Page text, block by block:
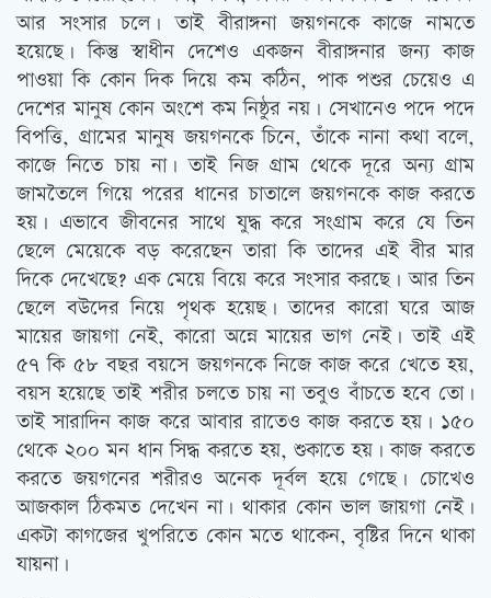
আর সংসার চলে। তাই বীরাঙ্গনা জয়গনকে কাজে নামতে
হয়েছে। কিন্তু স্বাধীন দেশেও একজন বীরাঙ্গনার জন্য কাজ
পাওয়া কি কোন দিক দিয়ে কম কঠিন, পাক পশুর চেয়েও এ
দেশের মানুষ কোন অংশে কম নিষ্ঠুর নয়। সেখানেও পদে পদে
বিপত্তি, গ্রামের মানুষ জয়গনকে চিনে, তাঁকে নানা কথা বলে,
কাজে নিতে চায় না। তাই নিজ গ্রাম থেকে দূরে অন্য গ্রাম
জামতৈলে গিয়ে পরের ধানের চাতালে জয়গনকে কাজ করতে
হয়। এভাবে জীবনের সাথে যুদ্ধ করে সংগ্রাম করে যে তিন
ছেলে মেয়েকে বড় করেছেন তারা কি তাদের এই বীর মার
দিকে দেখেছে? এক মেয়ে বিয়ে করে সংসার করছে। আর তিন
ছেলে বউদের নিয়ে পৃথক হয়েছ। তাদের কারো ঘরে আজ
মায়ের জায়গা নেই, কারো অন্নে মায়ের ভাগ নেই। তাই এই
৫৭ কি ৫৮ বছর বয়সে জয়গনকে নিজে কাজ করে খেতে হয়,
বয়স হয়েছে তাই শরীর চলতে চায় না তবুও বাঁচতে হবে তো।
তাই সারাদিন কাজ করে আবার রাতেও কাজ করতে হয়। ১৫০
থেকে ২০০ মন ধান সিদ্ধ করতে হয়, শুকাতে হয়। কাজ করতে
করতে জয়গনের শরীরও অনেক দূর্বল হয়ে গেছে। চোখেও
আজকাল ঠিকমত দেখেন না। থাকার কোন ভাল জায়গা নেই।
একটা কাগজের খুপরিতে কোন মতে থাকেন, বৃষ্টির দিনে থাকা
যায়না।